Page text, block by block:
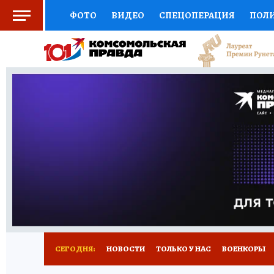
ФОТО ВИДЕО СПЕЦОПЕРАЦИЯ
СОЦПОДДЕРЖКА НАУКА СПОРТ
ВЫБОР ЭКСПЕРТОВ ДОКТОР
ПРОГНОЗЫ НА СПОРТ
ОБЪЯВЛЕНИЯ
СЕГОДНЯ: НОВОСТИ ТОЛЬКО У НАС ВОЕНКОРЫ